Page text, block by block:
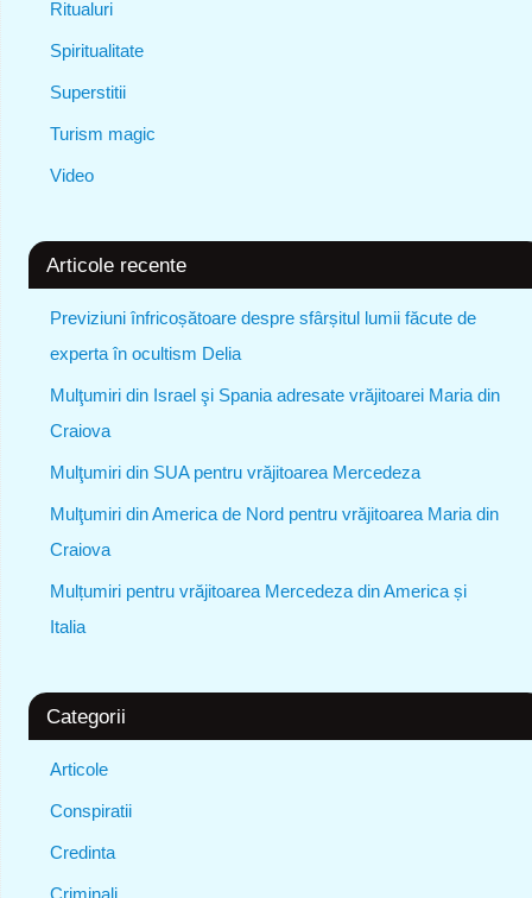
Ritualuri
Spiritualitate
Superstitii
Turism magic
Video
Articole recente
Previziuni înfricoșătoare despre sfârșitul lumii făcute de
experta în ocultism Delia
Mulţumiri din Israel şi Spania adresate vrăjitoarei Maria din
Craiova
Mulţumiri din SUA pentru vrăjitoarea Mercedeza
Mulţumiri din America de Nord pentru vrăjitoarea Maria din
Craiova
Mulțumiri pentru vrăjitoarea Mercedeza din America și
Italia
Categorii
Articole
Conspiratii
Credinta
Criminali